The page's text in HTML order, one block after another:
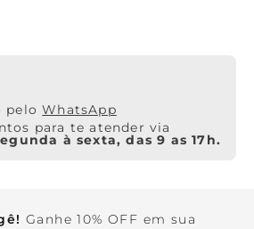
WhatsApp
para te atender via
à sexta, das 9 as 17h.
Ganhe 10% OFF em sua